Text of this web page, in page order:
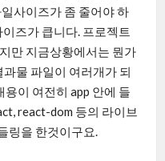
사이즈가 좀 줄어야 하
즈가 큽니다. 프로젝트
만 지금상황에서는 뭔가
물 파일이 여러개가 되
이 여전히 app 안에 들
react-dom 등의 라이브
링을 한것이구요.